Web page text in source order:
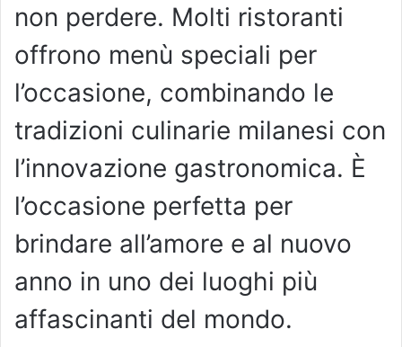
non perdere. Molti ristoranti
offrono menù speciali per
l’occasione, combinando le
tradizioni culinarie milanesi con
l’innovazione gastronomica. È
l’occasione perfetta per
brindare all’amore e al nuovo
anno in uno dei luoghi più
affascinanti del mondo.